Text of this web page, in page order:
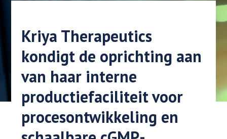
Kriya Therapeutics
kondigt de oprichting aan
van haar interne
productiefaciliteit voor
procesontwikkeling en